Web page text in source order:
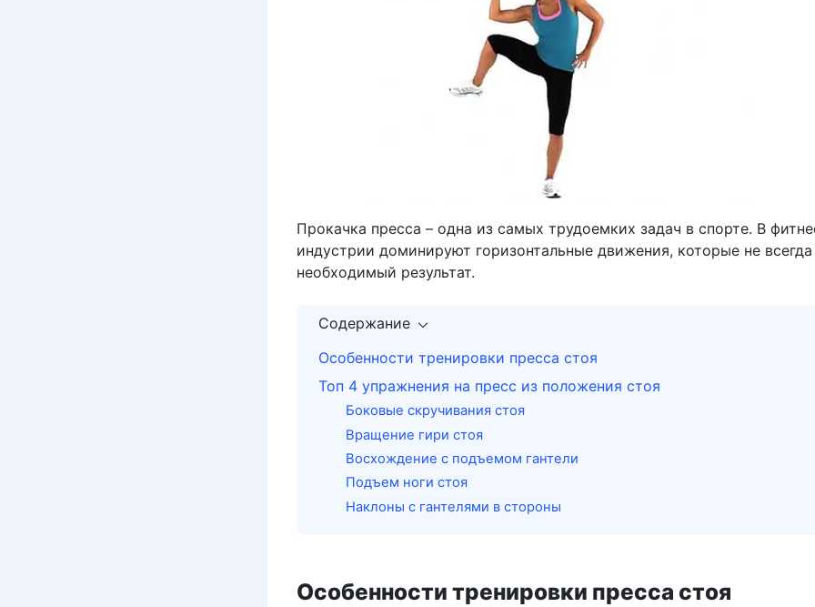
Прокачка пресса – одна из самых трудоемких задач в спорте. В
индустрии доминируют горизонтальные движения, которые не
необходимый результат.
Содержание
Особенности тренировки пресса стоя
Топ 4 упражнения на пресс из положения стоя
Боковые скручивания стоя
Вращение гири стоя
Восхождение с подъемом гантели
Подъем ноги стоя
Наклоны с гантелями в стороны
Особенности тренировки пресса стоя